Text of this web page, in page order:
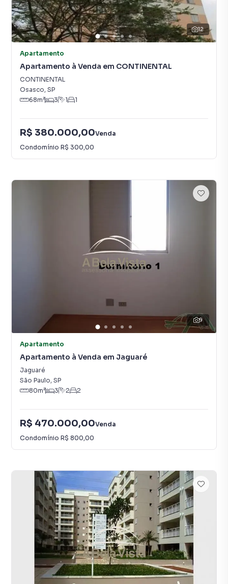
12
Apartamento
Apartamento à Venda em CONTINENTAL
CONTINENTAL
Osasco, SP
68m² 3 1 1
R$ 380.000,00Venda
Condomínio R$ 300,00
9
Apartamento
Apartamento à Venda em Jaguaré
Jaguaré
São Paulo, SP
80m² 3 2 2
R$ 470.000,00Venda
Condomínio R$ 800,00